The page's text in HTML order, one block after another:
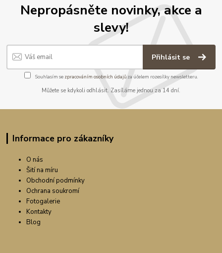
Nepropásněte novinky, akce a
slevy!
Přihlásit se
Souhlasím se zpracováním osobních údajůza účelem rozesílky newsletteru.
Můžete se kdykoli odhlásit. Zasíláme jednou za 14 dní.
Informace pro zákazníky
O nás
Šití na míru
Obchodní podmínky
Ochrana soukromí
Fotogalerie
Kontakty
Blog